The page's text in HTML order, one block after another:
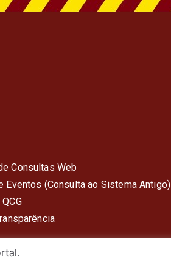
Consultas Web
Eventos (Consulta ao Sistema Antigo)
G